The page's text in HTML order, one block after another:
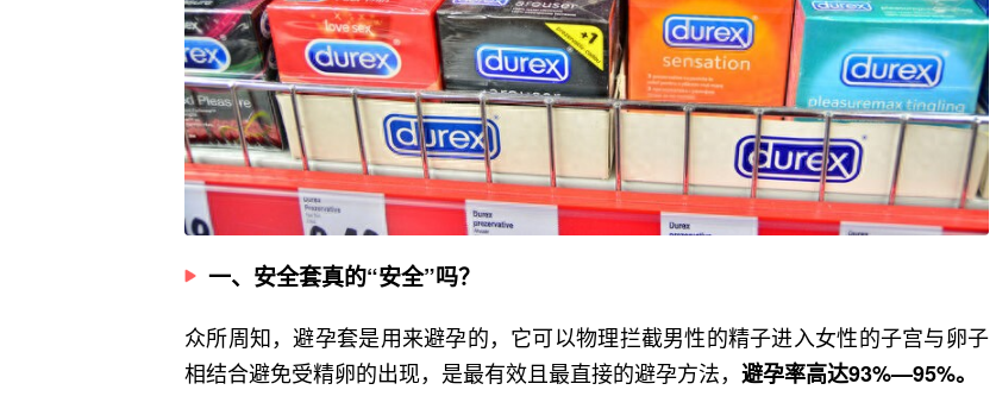
一、安全套真的“安全”吗？
众所周知，避孕套是用来避孕的，它可以物理拦截男性的精子进入女性的子宫与卵子
相结合避免受精卵的出现，是最有效且最直接的避孕方法， 避孕率高达93%—95%。